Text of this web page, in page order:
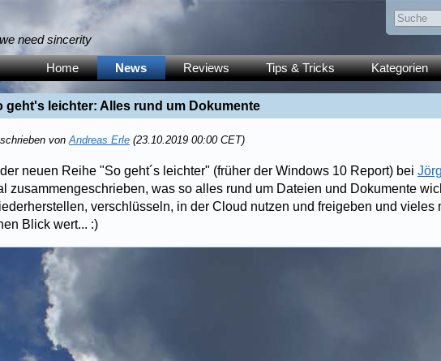
need sincerity
Home News Reviews Tips & Tricks Kategorien
geht's leichter: Alles rund um Dokumente
vonAndreas Erle (23.10.2019 00:00 CET)
der neuen Reihe "So geht´s leichter" (früher der Windows 10 Report) bei
zusammengeschrieben, was so alles rund um Dateien und Dokumente
verschlüsseln, in der Cloud nutzen und freigeben und vieles
Blick wert... :)